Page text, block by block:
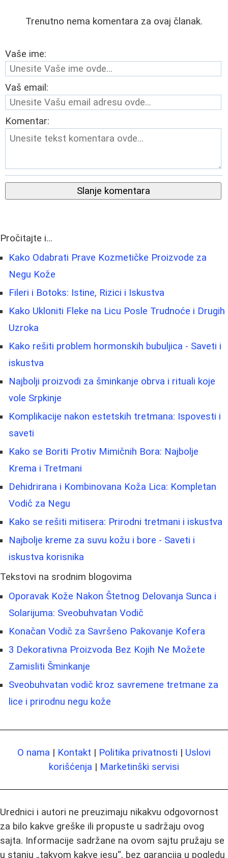
Trenutno nema komentara za ovaj članak.
Vaše ime:
Vaš email:
Komentar:
Slanje komentara
Pročitajte i...
Kako Odabrati Prave Kozmetičke Proizvode za
Negu Kože
Fileri i Botoks: Istine, Rizici i Iskustva
Kako Ukloniti Fleke na Licu Posle Trudnoće i Drugih
Uzroka
Kako rešiti problem hormonskih bubuljica - Saveti i
iskustva
Najbolji proizvodi za šminkanje obrva i rituali koje
vole Srpkinje
Komplikacije nakon estetskih tretmana: Ispovesti i
saveti
Kako se Boriti Protiv Mimičnih Bora: Najbolje
Krema i Tretmani
Dehidrirana i Kombinovana Koža Lica: Kompletan
Vodič za Negu
Kako se rešiti mitisera: Prirodni tretmani i iskustva
Najbolje kreme za suvu kožu i bore - Saveti i
iskustva korisnika
Tekstovi na srodnim blogovima
Oporavak Kože Nakon Štetnog Delovanja Sunca i
Solarijuma: Sveobuhvatan Vodič
Konačan Vodič za Savršeno Pakovanje Kofera
3 Dekorativna Proizvoda Bez Kojih Ne Možete
Zamisliti Šminkanje
Sveobuhvatan vodič kroz savremene tretmane za
lice i prirodnu negu kože
O nama | Kontakt | Politika privatnosti | Uslovi
korišćenja | Marketinški servisi
Urednici i autori ne preuzimaju nikakvu odgovornost
za bilo kakve greške ili propuste u sadržaju ovog
sajta. Informacije sadržane na ovom sajtu pružaju se
u stanju „takvom kakve jesu“, bez garancija u pogledu